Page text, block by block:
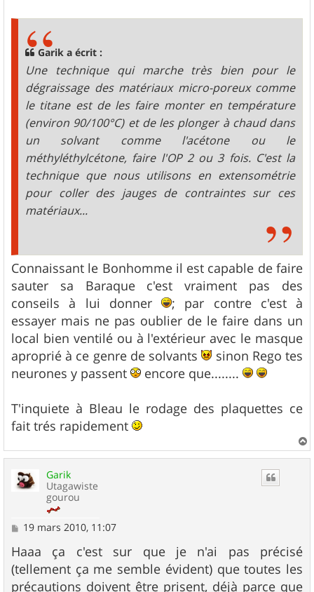
Garik a écrit :
Une technique qui marche très bien pour le
dégraissage des matériaux micro-poreux comme
le titane est de les faire monter en température
(environ 90/100°C) et de les plonger à chaud dans
un solvant comme l'acétone ou le
méthyléthylcétone, faire l'OP 2 ou 3 fois. C'est la
technique que nous utilisons en extensométrie
pour coller des jauges de contraintes sur ces
matériaux...
Connaissant le Bonhomme il est capable de faire
sauter sa Baraque c'est vraiment pas des
conseils à lui donner
; par contre c'est à
essayer mais ne pas oublier de le faire dans un
local bien ventilé ou à l'extérieur avec le masque
aproprié à ce genre de solvants
sinon Rego tes
neurones y passent
encore que........
T'inquiete à Bleau le rodage des plaquettes ce
fait trés rapidement
a
Garik
Utagawiste
gourou
M
s
s
a
g
19 mars 2010, 11:07
Haaa ça c'est sur que je n'ai pas précisé
(tellement ça me semble évident) que toutes les
précautions doivent être prisent, déjà parce que